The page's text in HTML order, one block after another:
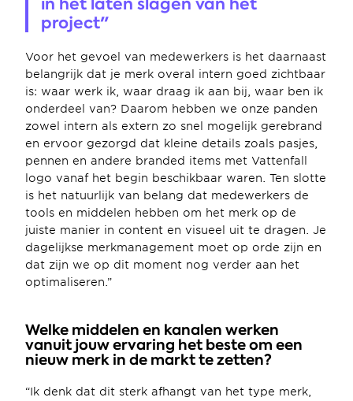
project"
Voor het gevoel van medewerkers is het daarnaast
belangrijk dat je merk overal intern goed zichtbaar
is: waar werk ik, waar draag ik aan bij, waar ben ik
onderdeel van? Daarom hebben we onze panden
zowel intern als extern zo snel mogelijk gerebrand
en ervoor gezorgd dat kleine details zoals pasjes,
pennen en andere branded items met Vattenfall
logo vanaf het begin beschikbaar waren. Ten slotte
is het natuurlijk van belang dat medewerkers de
tools en middelen hebben om het merk op de
juiste manier in content en visueel uit te dragen. Je
dagelijkse merkmanagement moet op orde zijn en
dat zijn we op dit moment nog verder aan het
optimaliseren.”
Welke middelen en kanalen werken
vanuit jouw ervaring het beste om een
nieuw merk in de markt te zetten?
“Ik denk dat dit sterk afhangt van het type merk,